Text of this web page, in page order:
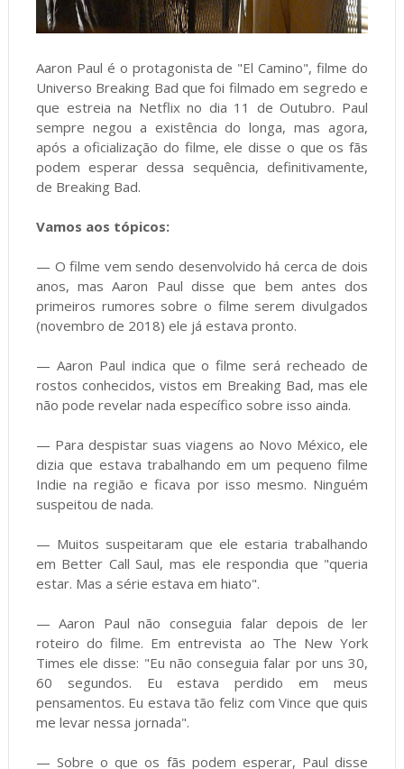
Aaron Paul é o protagonista de "El Camino", filme do
Universo Breaking Bad que foi filmado em segredo e
que estreia na Netflix no dia 11 de Outubro. Paul
sempre negou a existência do longa, mas agora,
após a oficialização do filme, ele disse o que os fãs
podem esperar dessa sequência, definitivamente,
de Breaking Bad.
Vamos aos tópicos:
— O filme vem sendo desenvolvido há cerca de dois
anos, mas Aaron Paul disse que bem antes dos
primeiros rumores sobre o filme serem divulgados
(novembro de 2018) ele já estava pronto.
— Aaron Paul indica que o filme será recheado de
rostos conhecidos, vistos em Breaking Bad, mas ele
não pode revelar nada específico sobre isso ainda.
— Para despistar suas viagens ao Novo México, ele
dizia que estava trabalhando em um pequeno filme
Indie na região e ficava por isso mesmo. Ninguém
suspeitou de nada.
— Muitos suspeitaram que ele estaria trabalhando
em Better Call Saul, mas ele respondia que "queria
estar. Mas a série estava em hiato".
— Aaron Paul não conseguia falar depois de ler
roteiro do filme. Em entrevista ao The New York
Times ele disse: "Eu não conseguia falar por uns 30,
60 segundos. Eu estava perdido em meus
pensamentos. Eu estava tão feliz com Vince que quis
me levar nessa jornada".
— Sobre o que os fãs podem esperar, Paul disse